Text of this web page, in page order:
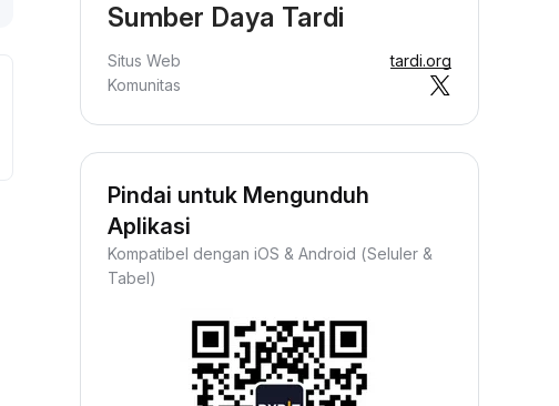
Sumber Daya Tardi
Situs Web
tardi.org
Komunitas
Pindai untuk Mengunduh
Aplikasi
Kompatibel dengan iOS & Android (Seluler &
Tabel)